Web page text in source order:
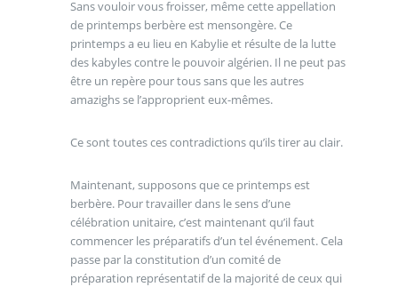
Sans vouloir vous froisser, même cette appellation
de printemps berbère est mensongère. Ce
printemps a eu lieu en Kabylie et résulte de la lutte
des kabyles contre le pouvoir algérien. Il ne peut pas
être un repère pour tous sans que les autres
amazighs se l’approprient eux-mêmes.
Ce sont toutes ces contradictions qu’ils tirer au clair.
Maintenant, supposons que ce printemps est
berbère. Pour travailler dans le sens d’une
célébration unitaire, c’est maintenant qu’il faut
commencer les préparatifs d’un tel événement. Cela
passe par la constitution d’un comité de
préparation représentatif de la majorité de ceux qui